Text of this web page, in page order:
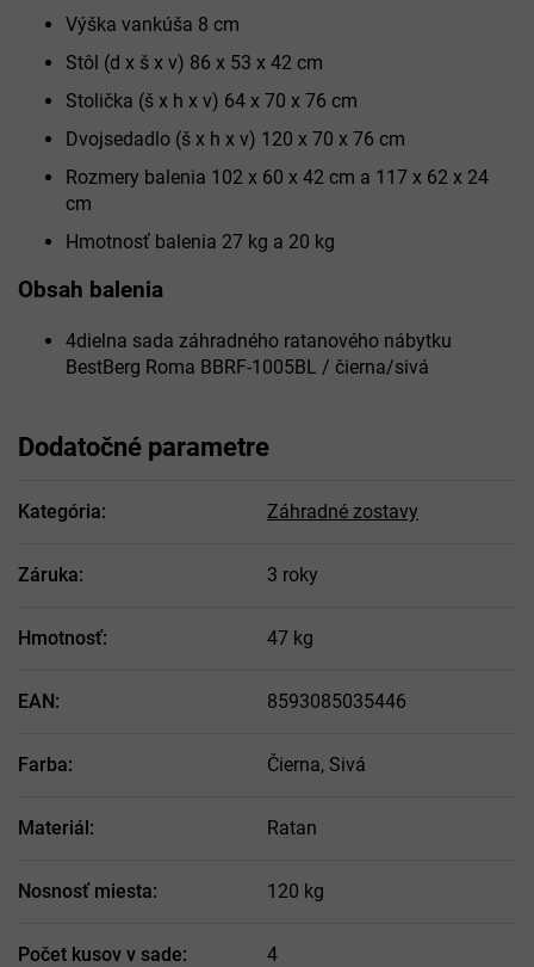
Výška vankúša 8 cm
Stôl (d x š x v) 86 x 53 x 42 cm
Stolička (š x h x v) 64 x 70 x 76 cm
Dvojsedadlo (š x h x v) 120 x 70 x 76 cm
Rozmery balenia 102 x 60 x 42 cm a 117 x 62 x 24
cm
Hmotnosť balenia 27 kg a 20 kg
Obsah balenia
4dielna sada záhradného ratanového nábytku
BestBerg Roma BBRF-1005BL / čierna/sivá
Dodatočné parametre
Kategória: Záhradné zostavy
Záruka: 3 roky
Hmotnosť: 47 kg
EAN: 8593085035446
Farba: Čierna, Sivá
Materiál: Ratan
Nosnosť miesta: 120 kg
Počet kusov v sade: 4